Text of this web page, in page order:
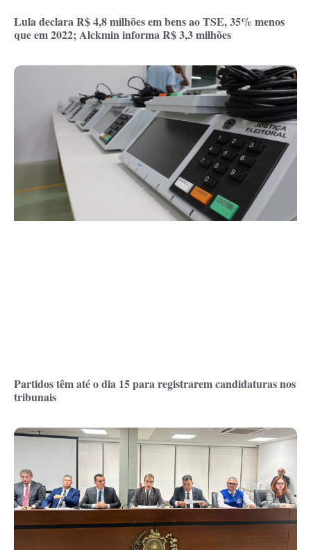
Lula declara R$ 4,8 milhões em bens ao TSE, 35% menos
que em 2022; Alckmin informa R$ 3,3 milhões
Partidos têm até o dia 15 para registrarem candidaturas nos
tribunais